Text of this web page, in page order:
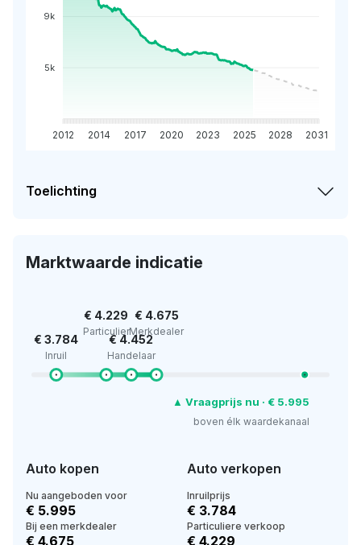
9k
5k
2012 2014 2017 2020 2023 2025 2028 2031
Toelichting
Marktwaarde indicatie
€ 3.784
Inruil
€ 4.229
Particulier
€ 4.452
Handelaar
€ 4.675
Merkdealer
▲ Vraagprijs nu · € 5.995
boven élk waardekanaal
Auto kopen
Nu aangeboden voor
€ 5.995
Bij een merkdealer
€ 4.675
Auto verkopen
Inruilprijs
€ 3.784
Particuliere verkoop
€ 4.229